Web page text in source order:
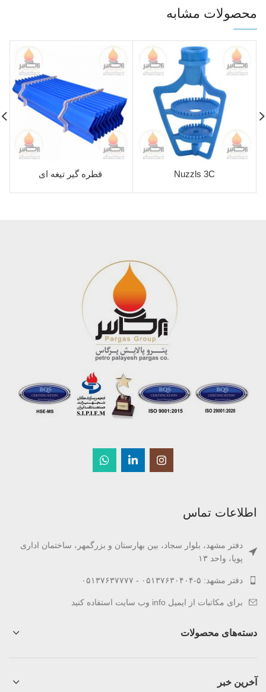
محصولات مشابه
Nuzzls 3C قطره گیر تیغه ای
اطلاعات تماس
دفتر مشهد، بلوار سجاد، بین بهارستان و بزرگمهر، ساختمان اداری
پویا، واحد ۱۳
دفتر مشهد: ۵-۰۵۱۳۷۶۳۰۴۰۴ - ۰۵۱۳۷۶۳۷۷۷۷
برای مکاتبات از ایمیل info‌ وب سایت استفاده کنید
دسته‌های محصولات
آخرین خبر